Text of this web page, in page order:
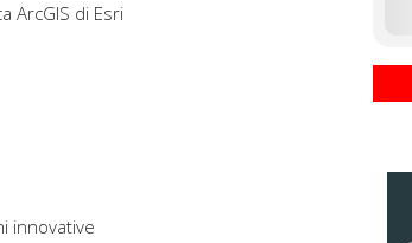
ArcGIS di Esri
innovative